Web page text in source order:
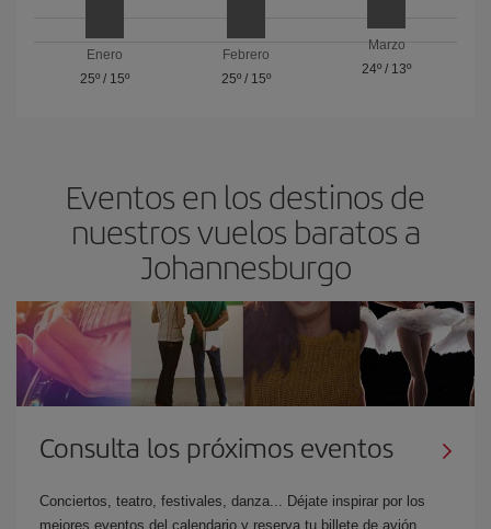
Enero
25º/ 15º
Febrero
25º/ 15º
Marzo
24º / 13º
Eventos en los destinos de
nuestros vuelos baratos a
Johannesburgo
Consulta los próximos eventos
Conciertos, teatro, festivales, danza... Déjate inspirar por los
mejores eventos del calendario y reserva tu billete de avión